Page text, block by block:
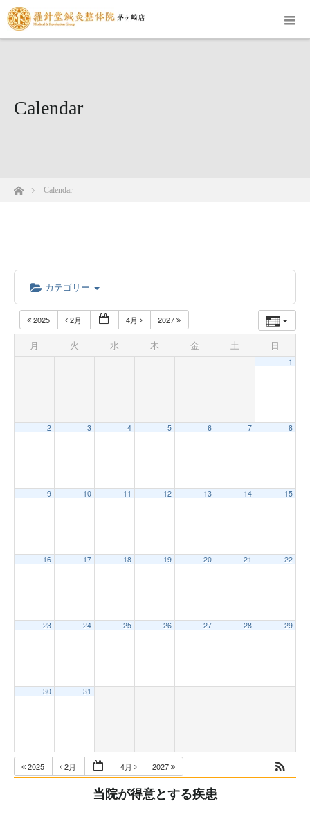
Calendar
ホームCalendar
カテゴリー
2025 2月 4月 2027
月 火 水 木 金 土 日
1
2 3 4 5 6 7 8
9 10 11 12 13 14 15
16 17 18 19 20 21 22
23 24 25 26 27 28 29
30 31
2025 2月 4月 2027
当院が得意とする疾患